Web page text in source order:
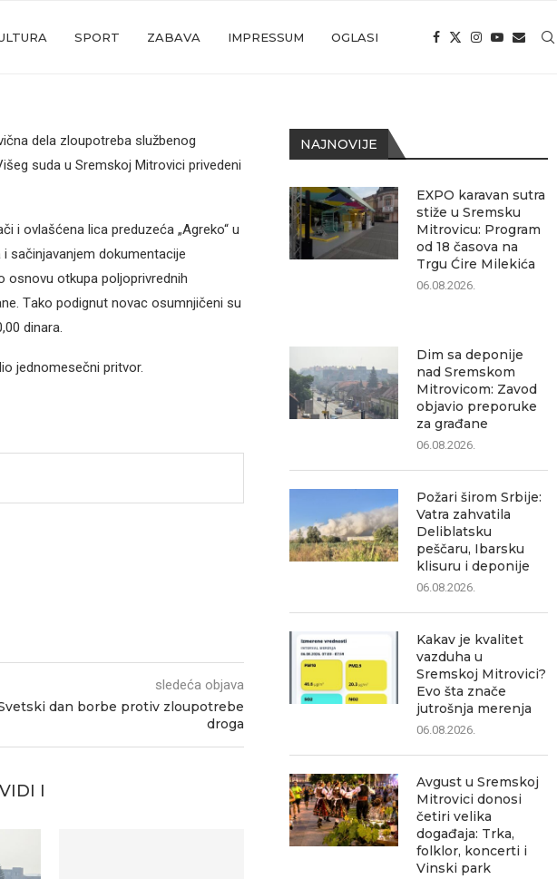
SPORT ZABAVA IMPRESSUM OGLASI
delа zloupotrebа službenog
sudа u Sremskoj Mitrovici privedeni
i ovlаšćenа licа preduzećа „Agreko“ u
sаčinjаvаnjem dokumentаcije
osnovu otkupа poljoprivrednih
Tаko podignut novаc osumnjičeni su
dinаrа.
jednomesečni pritvor.
sledeća objava
dan borbe protiv zloupotrebe
droga
I
NAJNOVIJE
EXPO karavan sutra
stiže u Sremsku
Mitrovicu: Program
od 18 časova na
Trgu Ćire Milekića
06.08.2026.
Dim sa deponije
nad Sremskom
Mitrovicom: Zavod
objavio preporuke
za građane
06.08.2026.
Požari širom Srbije:
Vatra zahvatila
Deliblatsku
peščaru, Ibarsku
klisuru i deponije
06.08.2026.
Kakav je kvalitet
vazduha u
Sremskoj Mitrovici?
Evo šta znače
jutrošnja merenja
06.08.2026.
Avgust u Sremskoj
Mitrovici donosi
četiri velika
događaja: Trka,
folklor, koncerti i
Vinski park